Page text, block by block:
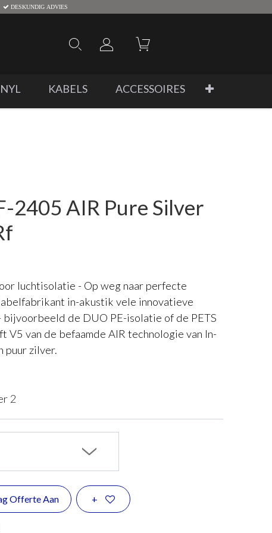
DESKUNDIG ADVIES
KABELS ACCESSOIRES
2405 AIR Pure Silver
luchtisolatie - Op weg naar perfecte
in-akustik vele innovatieve
de DUO PE-isolatie of de PETS
V5 van de befaamde AIR technologie van In-
puur zilver.
2
Offerte Aan +